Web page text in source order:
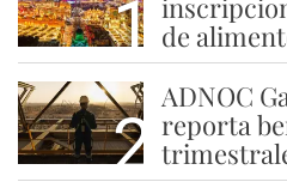
1 de
2
ADNOC
reporta